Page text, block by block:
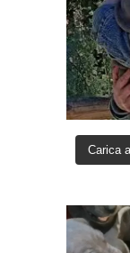
Carica
Video
Player